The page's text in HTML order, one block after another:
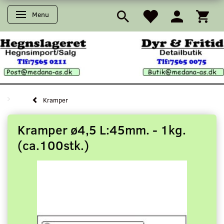
Skifte navigation
Menu
Kramper
Kramper ø4,5 L:45mm. - 1kg.
(ca.100stk.)